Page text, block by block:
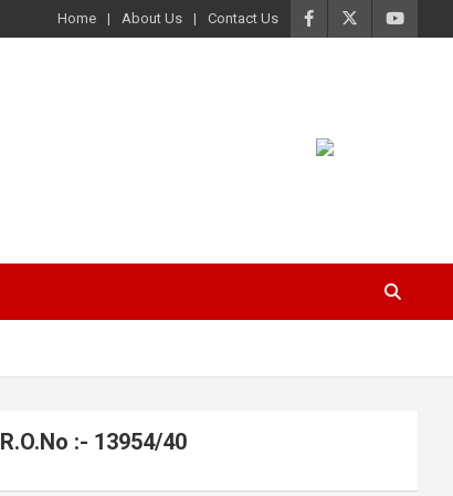
Home About Us Contact Us
R.O.No :- 13954/40